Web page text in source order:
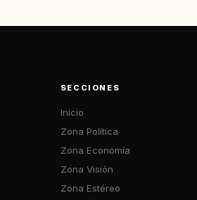
SECCIONES
Inicio
Zona Política
Zona Economía
Zona Visión
Zona Estéreo